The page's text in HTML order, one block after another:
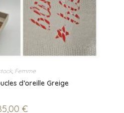
, Femme
d’oreille Greige
€